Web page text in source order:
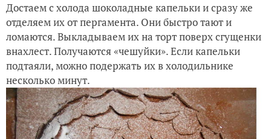
Достаем с холода шоколадные капельки и сразу же
отделяем их от пергамента. Они быстро тают и
ломаются. Выкладываем их на торт поверх сгущенки
внахлест. Получаются «чешуйки». Если капельки
подтаяли, можно подержать их в холодильнике
несколько минут.